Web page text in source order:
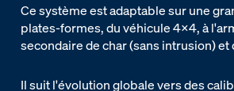
Ce système est adaptable sur une
plates-formes, du véhicule 4x4, à
secondaire de char (sans intrusion) et
Il suit l'évolution globale vers des